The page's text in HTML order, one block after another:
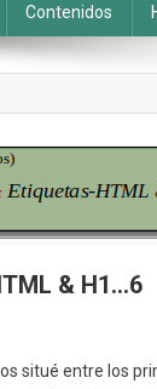
Contenidos
& H1…6
situé entre los